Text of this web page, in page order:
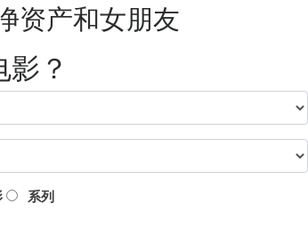
资产和女朋友
？
系列